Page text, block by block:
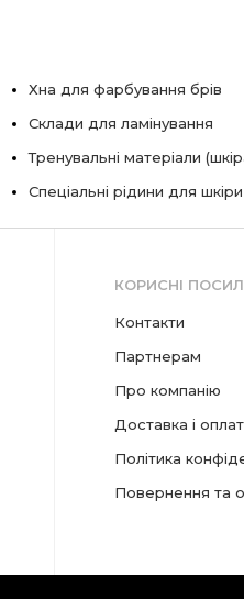
Хна для фарбування брів
Склади для ламінування
Тренувальні матеріали
Спеціальні рідини для шкіри
КОРИСНІ
Контакти
Партнерам
Про компанію
Доставка і
Політика
Повернення та